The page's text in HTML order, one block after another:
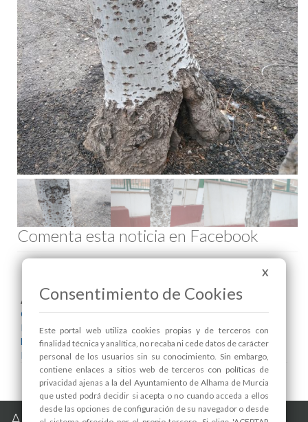
Comenta esta noticia en Facebook
Areas relacionadas:
Calidad Urbana
Infraestructuras y Servicios Públicos
Medio Ambiente
Parques y Jardines
X
Consentimiento de Cookies
Este portal web utiliza cookies propias y de terceros con
finalidad técnica y analítica, no recaba ni cede datos de carácter
personal de los usuarios sin su conocimiento. Sin embargo,
contiene enlaces a sitios web de terceros con políticas de
privacidad ajenas a la del Ayuntamiento de Alhama de Murcia
que usted podrá decidir si acepta o no cuando acceda a ellos
desde las opciones de configuración de su navegador o desde